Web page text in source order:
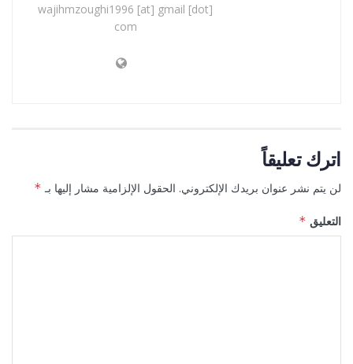
wajihmzoughi1996 [at] gmail [dot]
com
اترك تعليقاً
لن يتم نشر عنوان بريدك الإلكتروني. الحقول الإلزامية مشار إليها بـ *
التعليق *